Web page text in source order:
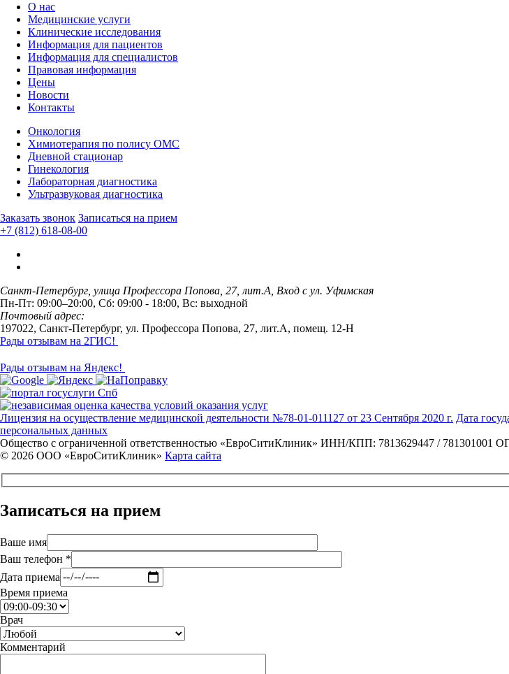
О нас
Медицинские услуги
Клинические исследования
Информация для пациентов
Информация для специалистов
Правовая информация
Цены
Новости
Контакты
Онкология
Химиотерапия по полису ОМС
Дневной стационар
Гинекология
Лабораторная диагностика
Ультразвуковая диагностика
Заказать звонок Записаться на прием
+7 (812) 618-08-00
Санкт-Петербург, улица Профессора Попова, 27, лит.А, Вход с ул. Уфимская
Пн-Пт: 09:00–20:00, Сб: 09:00 - 18:00, Вс: выходной
Почтовый адрес:
197022, Санкт-Петербург, ул. Профессора Попова, 27, лит.А, помещ. 12-Н
Рады отзывам на 2ГИС!
Рады отзывам на Яндекс!
Лицензия на осуществление медицинской деятельности №78-01-011127 от 23 Сентября 2020 г. Дата
персональных данных
Общество с ограниченной ответственностью «ЕвроСитиКлиник» ИНН/КПП: 7813629447 / 781301001
© 2026 ООО «ЕвроСитиКлиник» Карта сайта
Записаться на прием
Ваше имя
Ваш телефон *
Дата приема
Время приема
Врач
Комментарий